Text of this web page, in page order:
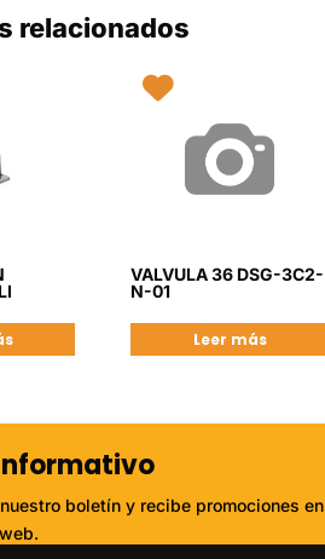
relacionados
VALVULA 36 DSG-3C2-
N-01
Leer más
boletín y recibe promociones en